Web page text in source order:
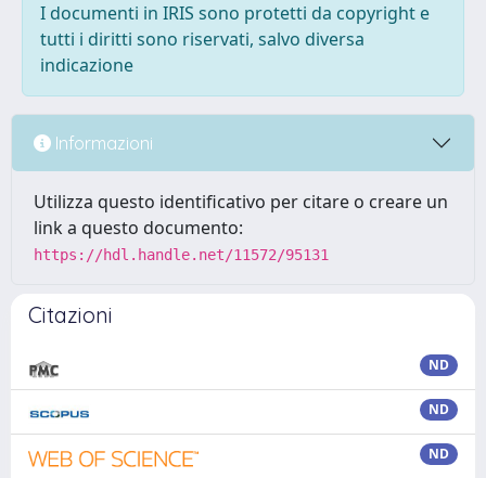
I documenti in IRIS sono protetti da copyright e
tutti i diritti sono riservati, salvo diversa
indicazione
Informazioni
Utilizza questo identificativo per citare o creare un
link a questo documento:
https://hdl.handle.net/11572/95131
Citazioni
ND
ND
ND